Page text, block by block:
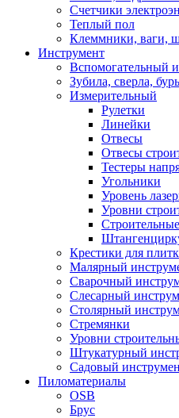
Счетчики
Теплый пол
Клеммники, ваги,
Инструмент
Вспомогательный
Зубила, сверла,
Измерительный
Рулетки
Линейки
Отвесы
Отвесы
Тестеры
Угольники
Уровень
Уровни
Крестики для
Малярный
Сварочный
Слесарный
Столярный
Стремянки
Уровни
Штукатурный
Садовый
Пиломатериалы
OSB
Брус